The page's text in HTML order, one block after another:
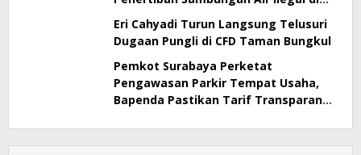
Perak Barat Surabaya
Eri Cahyadi Turun Langsung Telusuri
Dugaan Pungli di CFD Taman Bungkul
Pemkot Surabaya Perketat
Pengawasan Parkir Tempat Usaha,
Bapenda Pastikan Tarif Transparan